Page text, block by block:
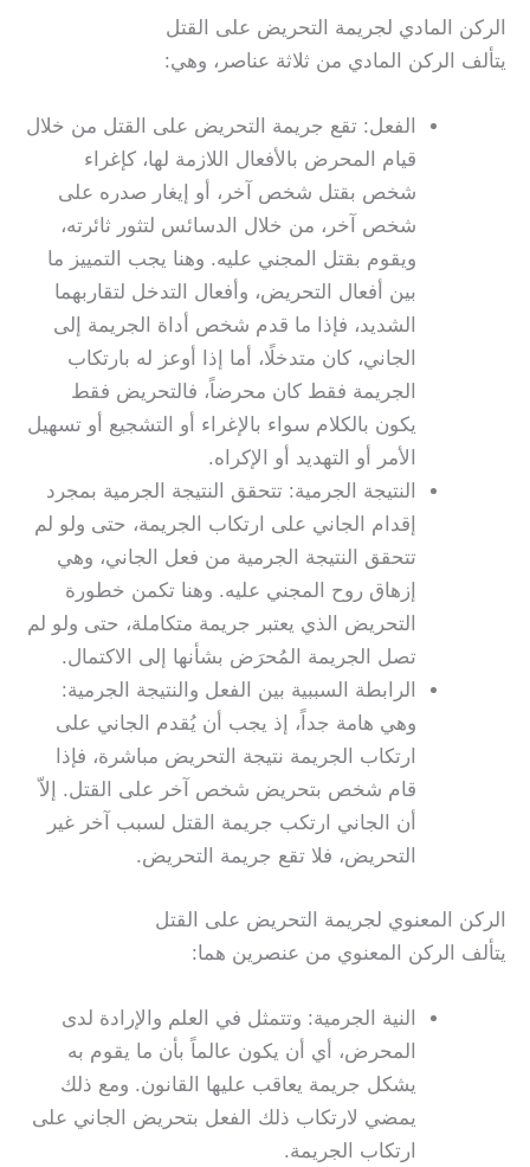
الركن المادي لجريمة التحريض على القتل
يتألف الركن المادي من ثلاثة عناصر، وهي:
الفعل: تقع جريمة التحريض على القتل من خلال
قيام المحرض بالأفعال اللازمة لها، كإغراء
شخص بقتل شخص آخر، أو إيغار صدره على
شخص آخر، من خلال الدسائس لتثور ثائرته،
ويقوم بقتل المجني عليه. وهنا يجب التمييز ما
بين أفعال التحريض، وأفعال التدخل لتقاربهما
الشديد، فإذا ما قدم شخص أداة الجريمة إلى
الجاني، كان متدخلًا، أما إذا أوعز له بارتكاب
الجريمة فقط كان محرضاً، فالتحريض فقط
يكون بالكلام سواء بالإغراء أو التشجيع أو تسهيل
الأمر أو التهديد أو الإكراه.
النتيجة الجرمية: تتحقق النتيجة الجرمية بمجرد
إقدام الجاني على ارتكاب الجريمة، حتى ولو لم
تتحقق النتيجة الجرمية من فعل الجاني، وهي
إزهاق روح المجني عليه. وهنا تكمن خطورة
التحريض الذي يعتبر جريمة متكاملة، حتى ولو لم
تصل الجريمة المُحرَض بشأنها إلى الاكتمال.
الرابطة السببية بين الفعل والنتيجة الجرمية:
وهي هامة جداً، إذ يجب أن يُقدم الجاني على
ارتكاب الجريمة نتيجة التحريض مباشرة، فإذا
قام شخص بتحريض شخص آخر على القتل. إلاّ
أن الجاني ارتكب جريمة القتل لسبب آخر غير
التحريض، فلا تقع جريمة التحريض.
الركن المعنوي لجريمة التحريض على القتل
يتألف الركن المعنوي من عنصرين هما:
النية الجرمية: وتتمثل في العلم والإرادة لدى
المحرض، أي أن يكون عالماً بأن ما يقوم به
يشكل جريمة يعاقب عليها القانون. ومع ذلك
يمضي لارتكاب ذلك الفعل بتحريض الجاني على
ارتكاب الجريمة.